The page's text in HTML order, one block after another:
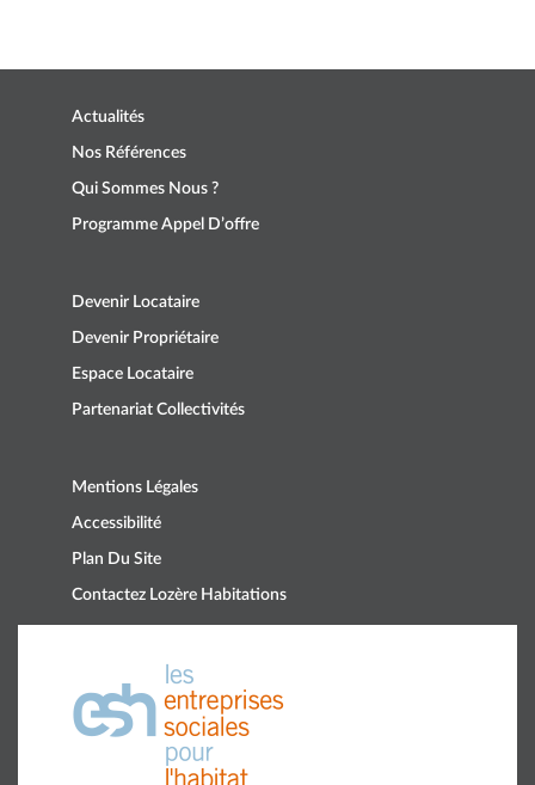
Actualités
Nos Références
Qui Sommes Nous ?
Programme Appel D’offre
Devenir Locataire
Devenir Propriétaire
Espace Locataire
Partenariat Collectivités
Mentions Légales
Accessibilité
Plan Du Site
Contactez Lozère Habitations